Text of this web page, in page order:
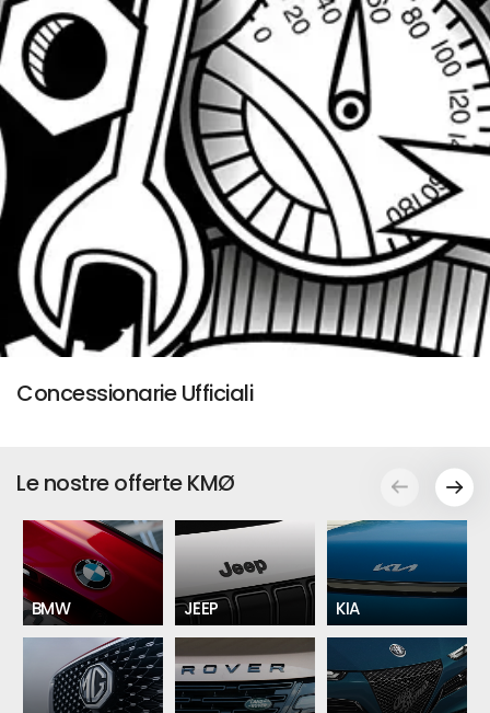
Concessionarie Ufficiali
Le nostre offerte KMØ
BMW JEEP KIA